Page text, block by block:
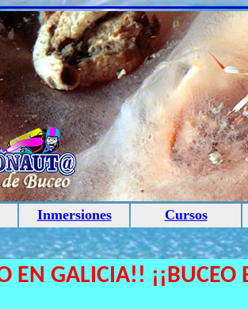
Inmersiones Cursos
EN GALICIA!!